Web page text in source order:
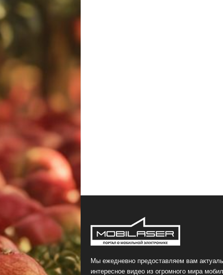
Мы ежедневно предоставляем вам
интересное видео из огромного мира